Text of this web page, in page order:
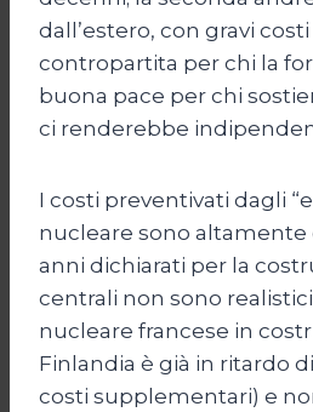
dall’estero, con gravi
contropartita per chi la
buona pace per chi
ci renderebbe
I costi preventivati dagli
nucleare sono altamente
anni dichiarati per la
centrali non sono
nucleare francese in
Finlandia è già in ritardo
costi supplementari) e